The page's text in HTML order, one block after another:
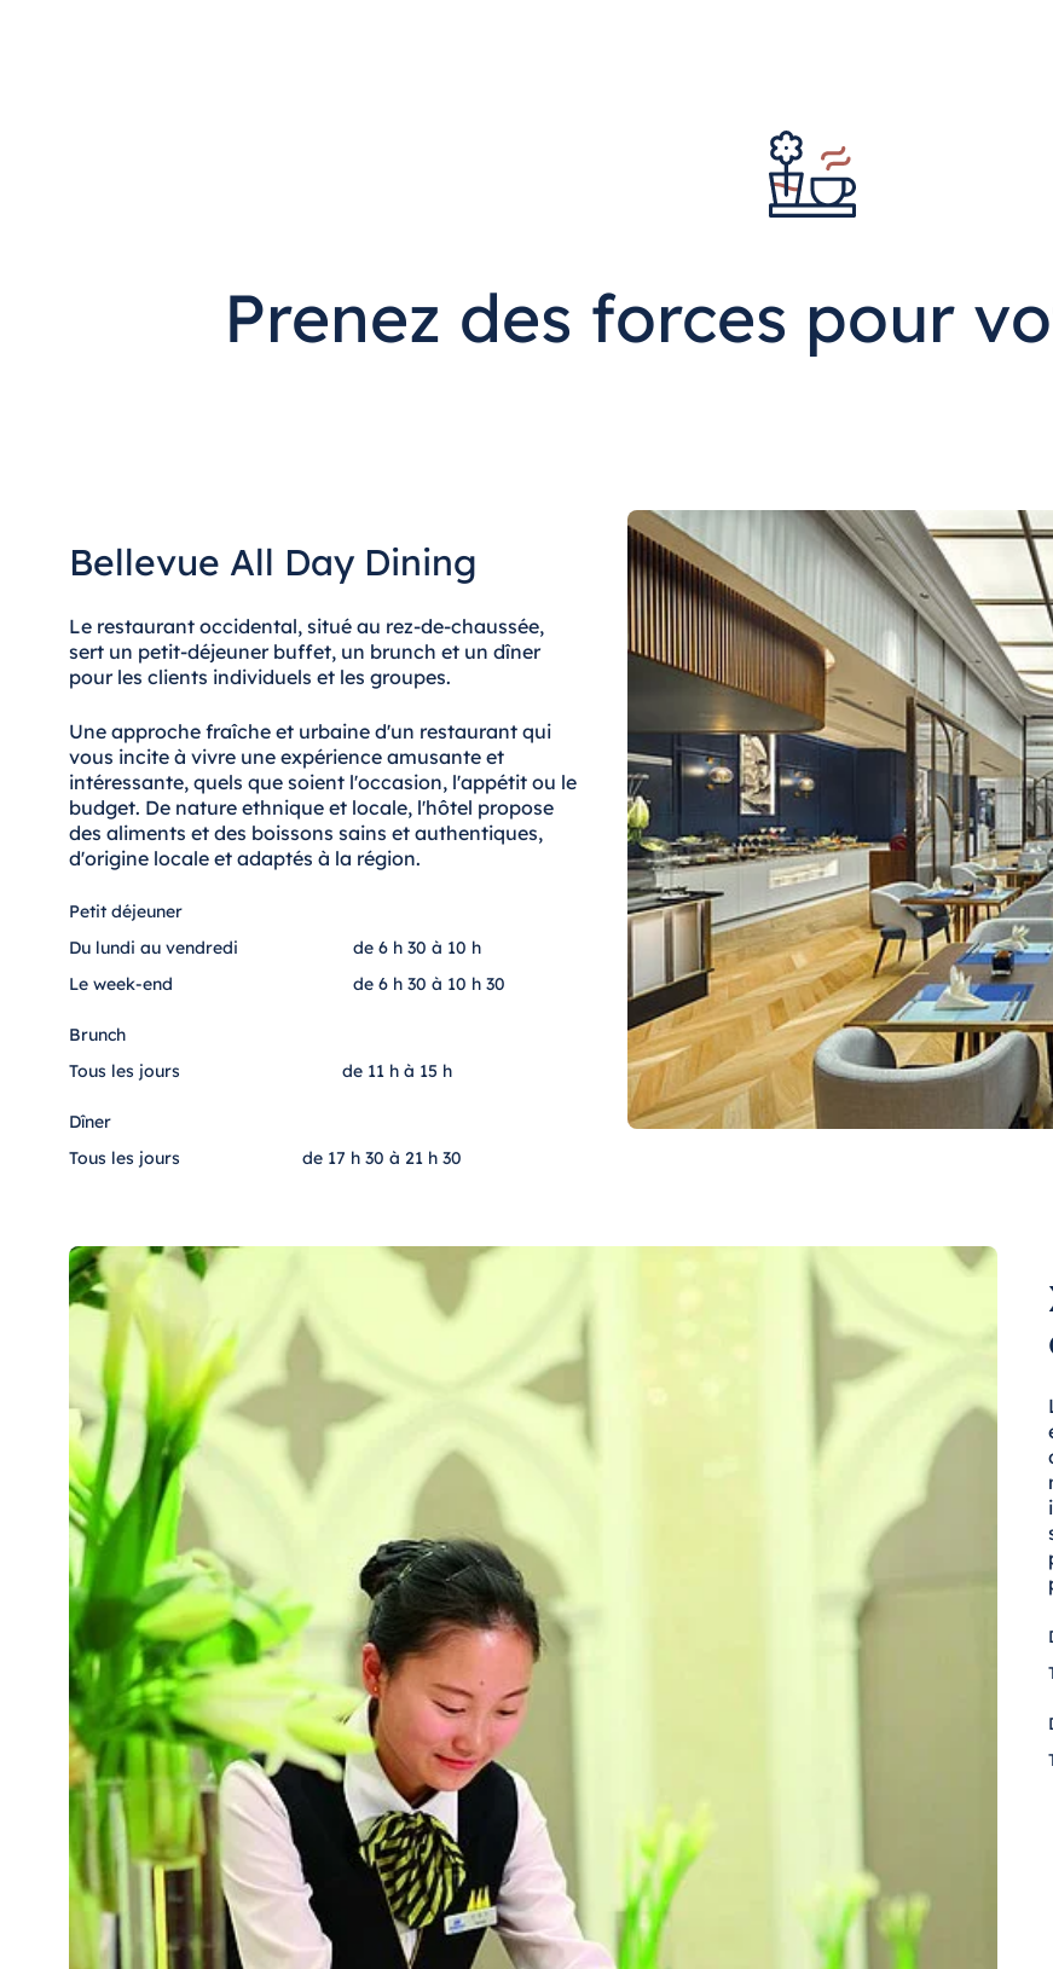
MaltePrenez des forces pour
Bellevue All Day Dining
Le restaurant occidental, situé au rez-de-chaussée,
sert un petit-déjeuner buffet, un brunch et un dîner
pour les clients individuels et les groupes.
Une approche fraîche et urbaine d'un restaurant qui
vous incite à vivre une expérience amusante et
intéressante, quels que soient l'occasion, l'appétit ou le
budget. De nature ethnique et locale, l'hôtel propose
des aliments et des boissons sains et authentiques,
d'origine locale et adaptés à la région.
Petit déjeuner
Du lundi au vendredi
de 6 h 30 à 10 h
Le week-end
de 6 h 30 à 10 h 30
Brunch
Tous les jours
de 11 h à 15 h
Dîner
Tous les jours
de 17 h 30 à 21 h 30